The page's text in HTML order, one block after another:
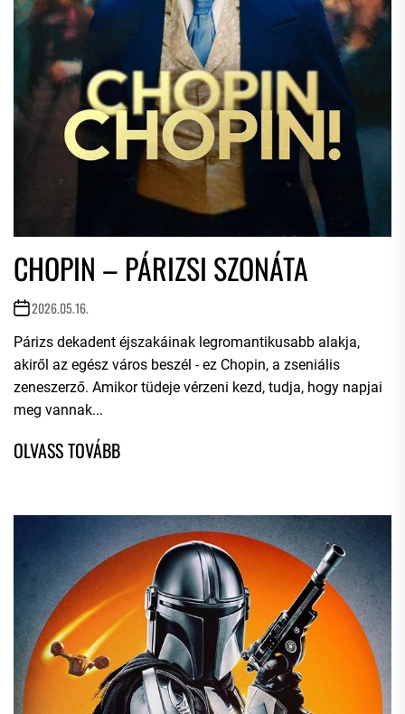
CHOPIN – PÁRIZSI SZONÁTA
2026.05.16.
Párizs dekadent éjszakáinak legromantikusabb alakja,
akiről az egész város beszél - ez Chopin, a zseniális
zeneszerző. Amikor tüdeje vérzeni kezd, tudja, hogy napjai
meg vannak...